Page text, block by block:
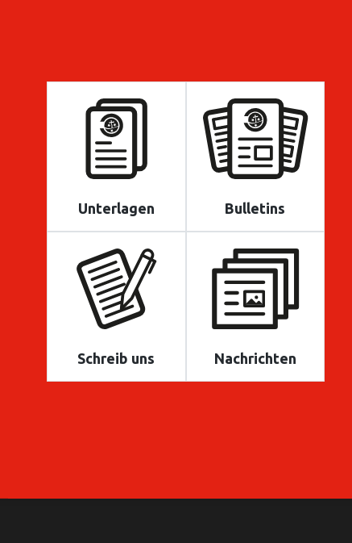
Unterlagen Bulletins
Schreib uns Nachrichten